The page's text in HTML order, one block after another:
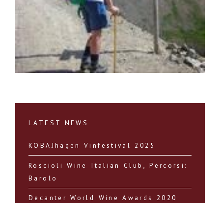
LATEST NEWS
KOBAJhagen Vinfestival 2025
Roscioli Wine Italian Club, Percorsi:
Barolo
Decanter World Wine Awards 2020